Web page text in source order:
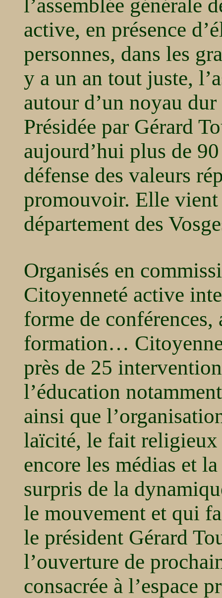
l’assemblée générale
active, en présence
personnes, dans les
y a un an tout juste,
autour d’un noyau
Présidée par Gérard
aujourd’hui plus de
défense des valeurs
promouvoir. Elle vient
département des
Organisés en
Citoyenneté active
forme de conférences,
formation…
près de 25
l’éducation
ainsi que
laïcité, le fait religieux
encore les médias et
surpris de la
le mouvement et qui
le président Gérard
l’ouverture de
consacrée à l’espace